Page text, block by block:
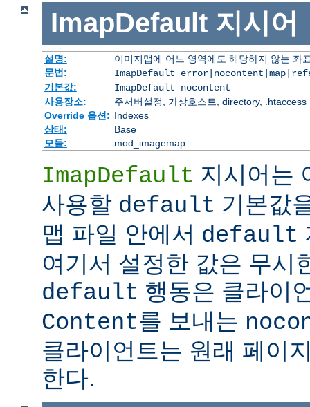
ImapDefault 지시어
설명:
이미지맵에 어느 영역에도 해당하지 않는 좌
문법:
ImapDefault
기본값:
ImapDefault nocontent
사용장소:
주서버설정, 가상호스트, directory, .htaccess
Override 옵션: Indexes
상태:
Base
모듈:
mod_imagemap
ImapDefault 지시어는
사용할 default 기본값
맵 파일 안에서 default
여기서 설정한 값은 무시
default 행동은 클라이
Content를 보내는
클라이언트는 원래 페이
한다.